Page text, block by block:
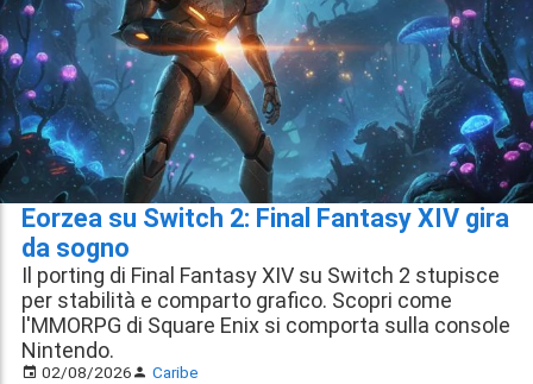
Eorzea su Switch 2: Final Fantasy XIV gira
da sogno
Il porting di Final Fantasy XIV su Switch 2 stupisce
per stabilità e comparto grafico. Scopri come
l'MMORPG di Square Enix si comporta sulla console
Nintendo.
02/08/2026 Caribe